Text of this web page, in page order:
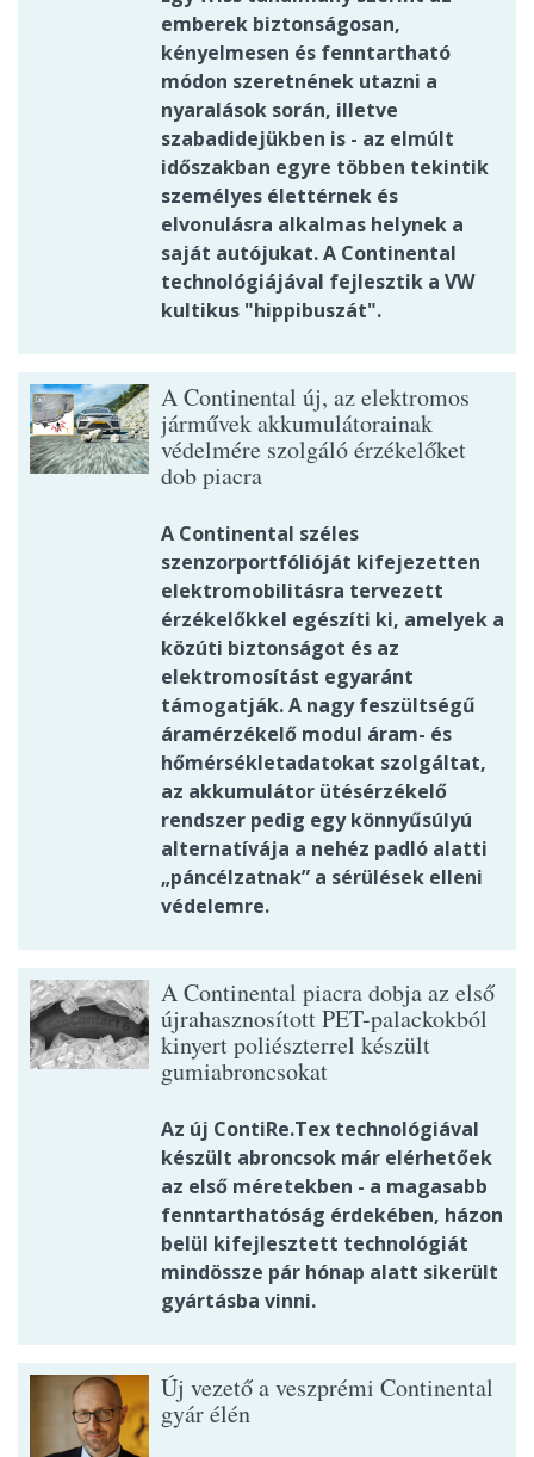
emberek biztonságosan,
kényelmesen és fenntartható
módon szeretnének utazni a
nyaralások során, illetve
szabadidejükben is - az elmúlt
időszakban egyre többen tekintik
személyes élettérnek és
elvonulásra alkalmas helynek a
saját autójukat. A Continental
technológiájával fejlesztik a VW
kultikus "hippibuszát".
A Continental új, az elektromos
járművek akkumulátorainak
védelmére szolgáló érzékelőket
dob piacra
A Continental széles
szenzorportfólióját kifejezetten
elektromobilitásra tervezett
érzékelőkkel egészíti ki, amelyek a
közúti biztonságot és az
elektromosítást egyaránt
támogatják. A nagy feszültségű
áramérzékelő modul áram- és
hőmérsékletadatokat szolgáltat,
az akkumulátor ütésérzékelő
rendszer pedig egy könnyűsúlyú
alternatívája a nehéz padló alatti
„páncélzatnak” a sérülések elleni
védelemre.
A Continental piacra dobja az első
újrahasznosított PET-palackokból
kinyert poliészterrel készült
gumiabroncsokat
Az új ContiRe.Tex technológiával
készült abroncsok már elérhetőek
az első méretekben - a magasabb
fenntarthatóság érdekében, házon
belül kifejlesztett technológiát
mindössze pár hónap alatt sikerült
gyártásba vinni.
Új vezető a veszprémi Continental
gyár élén